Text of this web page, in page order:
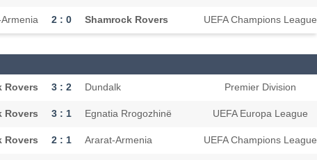
2 : 0 Shamrock Rovers UEFA Champions League
Rovers 3 : 2 Dundalk Premier Division
Rovers 3 : 1 Egnatia Rrogozhinë UEFA Europa League
Rovers 2 : 1 Ararat-Armenia UEFA Champions League